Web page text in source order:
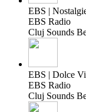
EBS |
EBS Radio
Cluj Sounds
EBS | Dolce
EBS Radio
Cluj Sounds